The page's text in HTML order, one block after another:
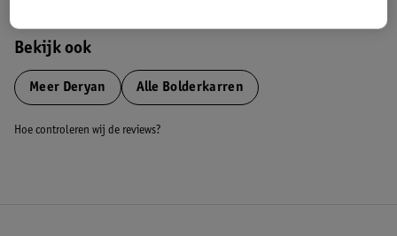
Bekijk ook
Meer Deryan Alle Bolderkarren
Hoe controleren wij de reviews?